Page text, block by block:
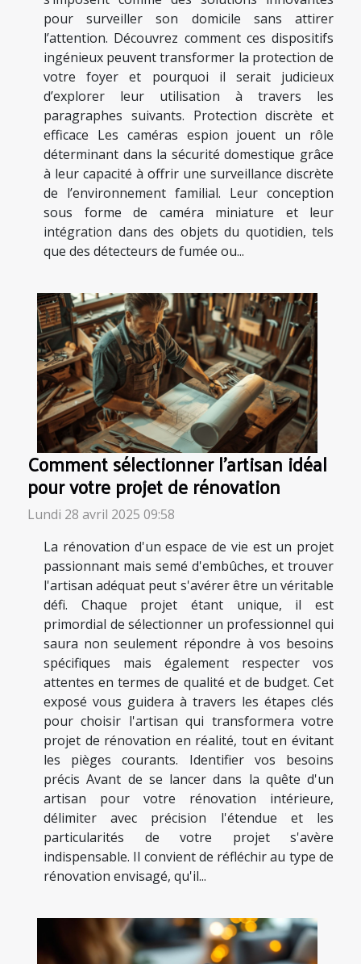
pour surveiller son domicile sans attirer
l’attention. Découvrez comment ces dispositifs
ingénieux peuvent transformer la protection de
votre foyer et pourquoi il serait judicieux
d’explorer leur utilisation à travers les
paragraphes suivants. Protection discrète et
efficace Les caméras espion jouent un rôle
déterminant dans la sécurité domestique grâce
à leur capacité à offrir une surveillance discrète
de l’environnement familial. Leur conception
sous forme de caméra miniature et leur
intégration dans des objets du quotidien, tels
que des détecteurs de fumée ou...
Comment sélectionner l'artisan idéal
pour votre projet de rénovation
Lundi 28 avril 2025 09:58
La rénovation d'un espace de vie est un projet
passionnant mais semé d'embûches, et trouver
l'artisan adéquat peut s'avérer être un véritable
défi. Chaque projet étant unique, il est
primordial de sélectionner un professionnel qui
saura non seulement répondre à vos besoins
spécifiques mais également respecter vos
attentes en termes de qualité et de budget. Cet
exposé vous guidera à travers les étapes clés
pour choisir l'artisan qui transformera votre
projet de rénovation en réalité, tout en évitant
les pièges courants. Identifier vos besoins
précis Avant de se lancer dans la quête d'un
artisan pour votre rénovation intérieure,
délimiter avec précision l'étendue et les
particularités de votre projet s'avère
indispensable. Il convient de réfléchir au type de
rénovation envisagé, qu'il...